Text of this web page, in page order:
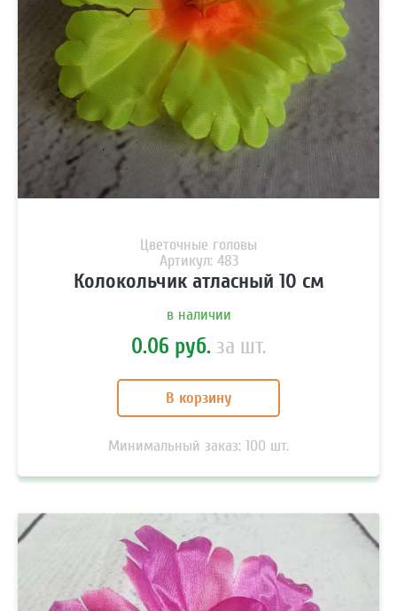
Цветочные головы
Артикул: 483
Колокольчик атласный 10 см
в наличии
0.06 руб. за шт.
В корзину
Минимальный заказ: 100 шт.